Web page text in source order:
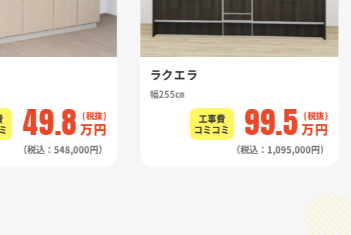
49.8 万円
（税込：548,000円）
ラクエラ
幅255㎝
工事費
コミコミ
99.5 万円
（税込：1,095,000円）